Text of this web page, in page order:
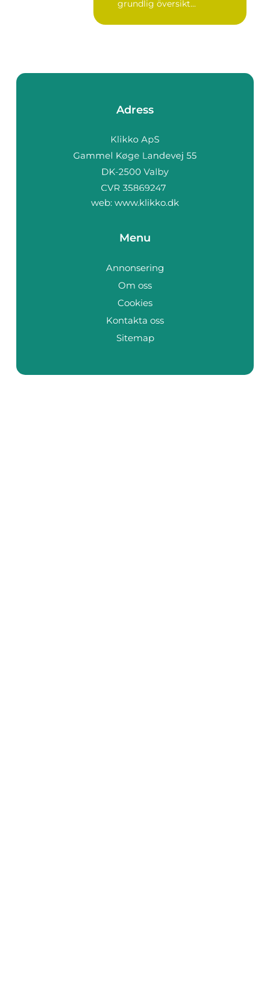
grundlig översikt...
Adress
web: www.klikko.dk
Menu
Annonsering
Om oss
Cookies
Kontakta oss
Sitemap